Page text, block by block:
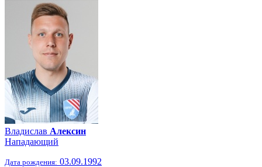
Владислав Алексин
Нападающий
Дата рождения: 03.09.1992